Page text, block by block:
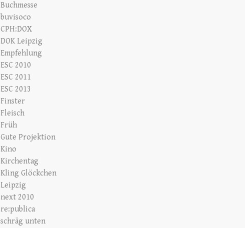
Buchmesse
buvisoco
CPH:DOX
DOK Leipzig
Empfehlung
ESC 2010
ESC 2011
ESC 2013
Finster
Fleisch
Früh
Gute Projektion
Kino
Kirchentag
Kling Glöckchen
Leipzig
next 2010
re:publica
schräg unten